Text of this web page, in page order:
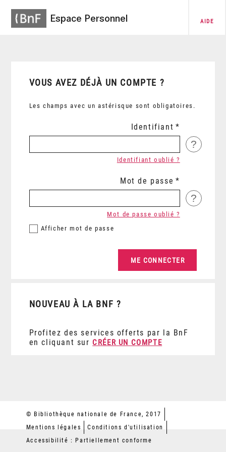
Espace Personnel AIDE
VOUS AVEZ DÉJÀ UN COMPTE ?
Les champs avec un astérisque sont obligatoires.
Identifiant
?
Identifiant oublié ?
Mot de passe
?
Afficher mot de passe
Mot de passe oublié ?
NOUVEAU À LA BNF ?
Profitez des services offerts par la BnF
en cliquant sur CRÉER UN COMPTE
© Bibliothèque nationale de France, 2017
Mentions légales
Conditions d'utilisation
Accessibilité : Partiellement conforme